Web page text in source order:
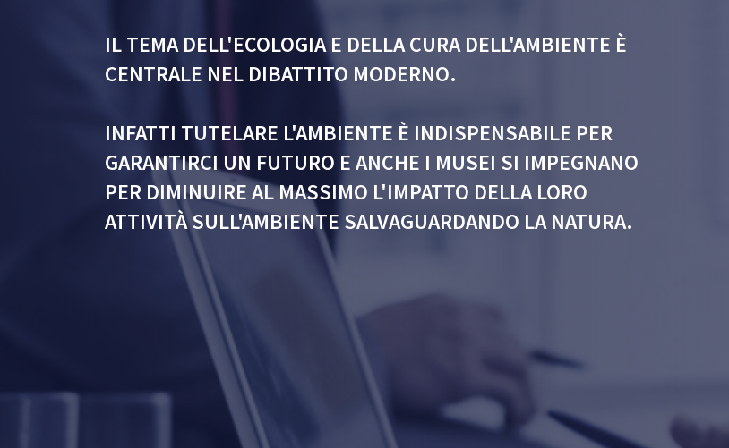
IL TEMA DELL'ECOLOGIA E DELLA CURA DELL'AMBIENTE È
CENTRALE NEL DIBATTITO MODERNO.
INFATTI TUTELARE L'AMBIENTE È INDISPENSABILE PER
GARANTIRCI UN FUTURO E ANCHE I MUSEI SI IMPEGNANO
PER DIMINUIRE AL MASSIMO L'IMPATTO DELLA LORO
ATTIVITÀ SULL'AMBIENTE SALVAGUARDANDO LA NATURA.